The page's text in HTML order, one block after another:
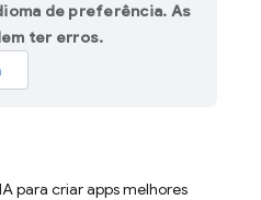
de preferência. As
ter erros.
para criar apps melhores